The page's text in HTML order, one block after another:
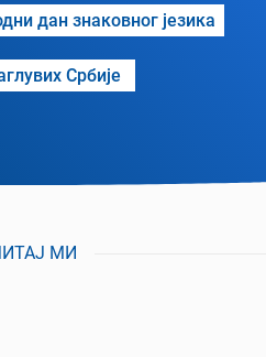
дан знаковног језика
Србије
МИ